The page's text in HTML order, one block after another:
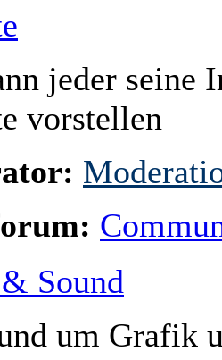
jeder seine
vorstellen
Sound
um Grafik